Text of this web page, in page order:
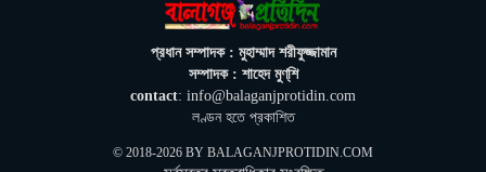
ইরানে নতুন হামলা স্থগিত ট্রাম্পের, দ্রুত চুক্তির ইঙ্গিত
প্রধান সম্পাদক : মুহাম্মাদ শরীফুজ্জামান
সম্পাদক : শাহেদ মুণ্‌শি
contact: info@balaganjprotidin.com
লণ্ডন হতে প্রকাশিত
© 2018-2026 BY BALAGANJPROTIDIN.COM